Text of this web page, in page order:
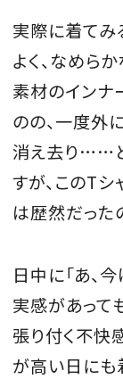
実際に着てみ
よく、なめら
素材のインナ
のの、一度外
消え去り……
すが、このT
は歴然だった
日中に「あ、
実感があって
張り付く不快
が高い日にも